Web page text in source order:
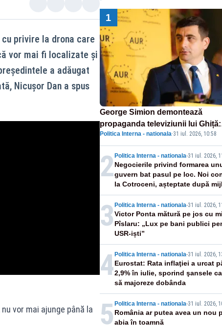
privire la drona care
vor mai fi localizate și
a adăugat
Nicușor Dan a spus
vor mai ajunge până la
1
George Simion demontează
propaganda televiziunii lui Ghiță:
„Funcționează pe miliarde luate
români”
Politica Interna - nationala·31 iul. 2026, 10:58
2 Politica Interna - nationala-31 iul. 2026,
Negocierile privind formarea
guvern bat pasul pe loc. Noi
la Cotroceni, așteptate după
lunii august -SURSE
3 Politica Interna - nationala-31 iul. 2026,
Victor Ponta mătură pe jos cu
Pîslaru: „Lux pe bani publici
USR-iști”
4 Politica Interna - nationala-31 iul. 2026,
Eurostat: Rata inflaţiei a urcat
2,9% în iulie, sporind şansele
să majoreze dobânda
5 Politica Interna - nationala-31 iul. 2026,
România ar putea avea un nou
abia în toamnă